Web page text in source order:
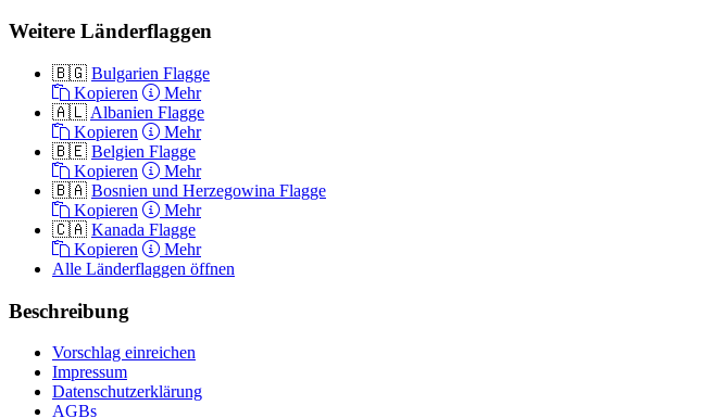
Weitere Länderflaggen
🇧🇬 Bulgarien Flagge
Kopieren
Mehr
🇦🇱 Albanien Flagge
Kopieren
Mehr
🇧🇪 Belgien Flagge
Kopieren
Mehr
🇧🇦 Bosnien und Herzegowina Flagge
Kopieren
Mehr
🇨🇦 Kanada Flagge
Kopieren
Mehr
Alle Länderflaggen öffnen
Beschreibung
Vorschlag einreichen
Impressum
Datenschutzerklärung
AGBs